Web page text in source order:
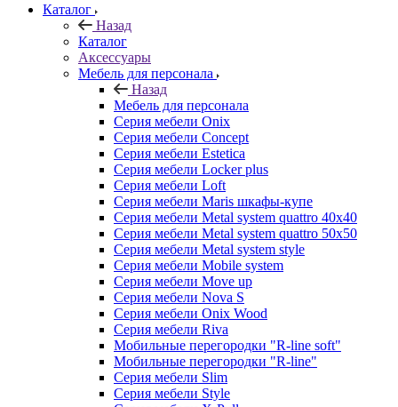
Каталог
Назад
Каталог
Аксессуары
Мебель для персонала
Назад
Мебель для персонала
Серия мебели Onix
Серия мебели Concept
Серия мебели Estetica
Серия мебели Locker plus
Серия мебели Loft
Серия мебели Maris шкафы-купе
Серия мебели Metal system quattro 40x40
Серия мебели Metal system quattro 50x50
Серия мебели Metal system style
Серия мебели Mobile system
Серия мебели Move up
Серия мебели Nova S
Серия мебели Onix Wood
Серия мебели Riva
Мобильные перегородки "R-line soft"
Мобильные перегородки "R-line"
Серия мебели Slim
Серия мебели Style